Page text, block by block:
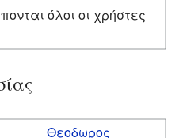
όλοι οι χρήστες
Θεοδωρος